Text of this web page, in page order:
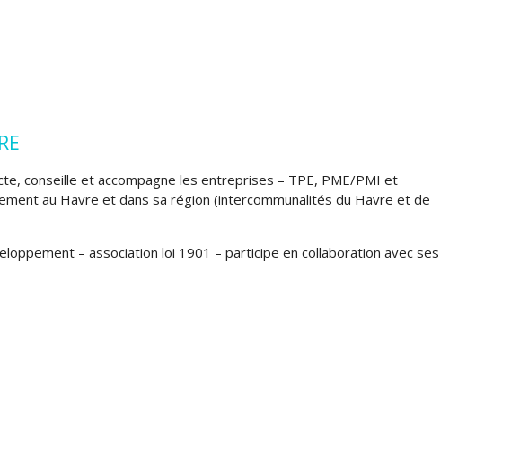
conseille et accompagne les entreprises – TPE, PME/PMI et
au Havre et dans sa région (intercommunalités du Havre et de
– association loi 1901 – participe en collaboration avec ses